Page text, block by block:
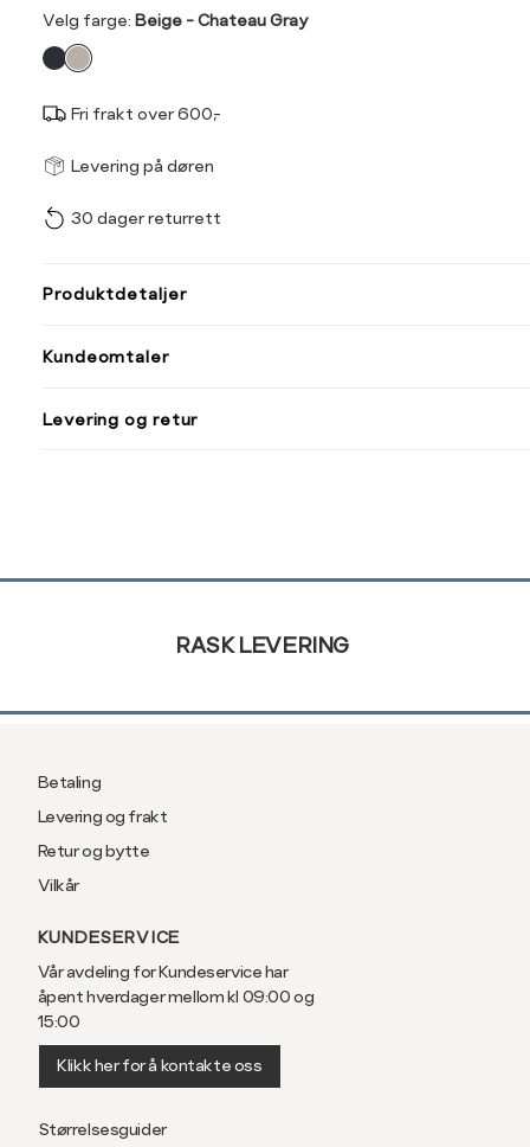
Velg
farge
Velg farge: Beige - Chateau Gray
Fri frakt over 600,-
Levering på døren
30 dager returrett
Produktdetaljer
Kundeomtaler
Levering og retur
Sidebunn
RASK LEVERING
Betaling
Levering og frakt
Retur og bytte
Vilkår
KUNDESERVICE
Vår avdeling for Kundeservice har
åpent hverdager mellom kl 09:00 og
15:00
Klikk her for å kontakte oss
Størrelsesguider